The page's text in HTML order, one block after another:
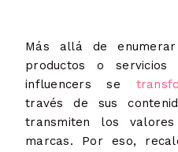
Más allá de
productos o
influencers se
través de sus
transmiten los
marcas. Por eso,